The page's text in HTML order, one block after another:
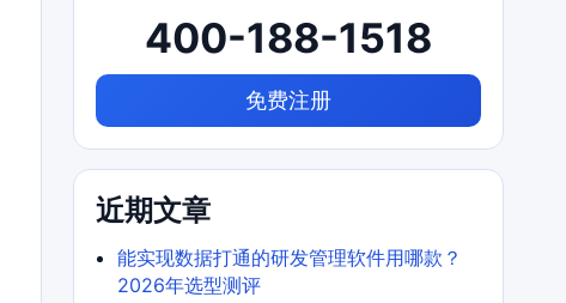
400-188-1518
免费注册
近期文章
能实现数据打通的研发管理软件用哪款？
2026年选型测评